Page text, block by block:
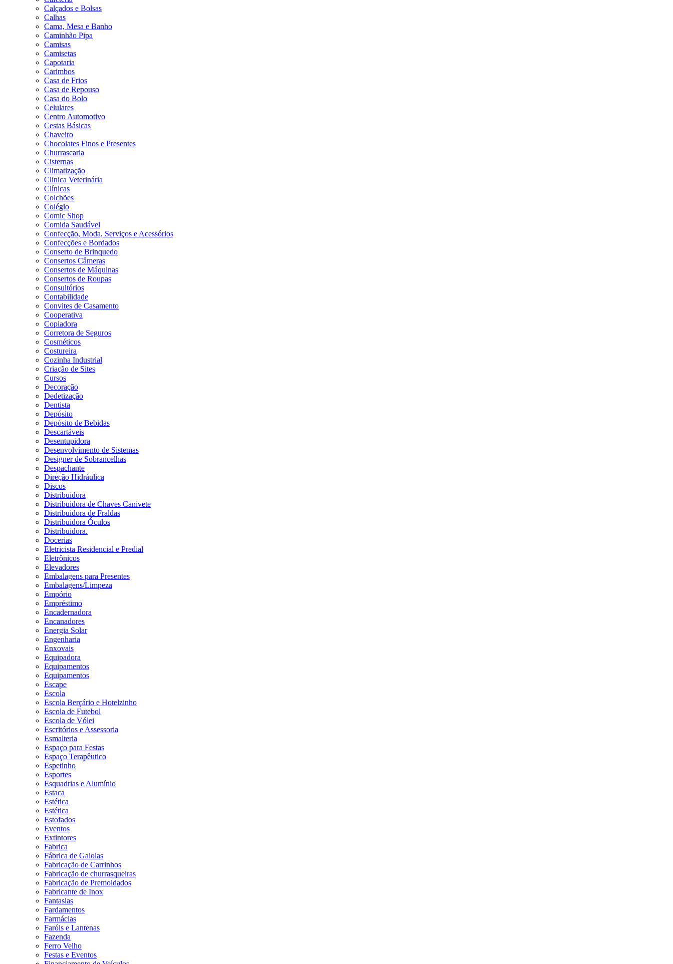
Calçados e Bolsas
Calhas
Cama, Mesa e Banho
Caminhão Pipa
Camisas
Camisetas
Capotaria
Carimbos
Casa de Frios
Casa de Repouso
Casa do Bolo
Celulares
Centro Automotivo
Cestas Básicas
Chaveiro
Chocolates Finos e Presentes
Churrascaria
Cisternas
Climatização
Clinica Veterinária
Clínicas
Colchões
Colégio
Comic Shop
Comida Saudável
Confecção, Moda, Serviços e Acessórios
Confecções e Bordados
Conserto de Brinquedo
Consertos Câmeras
Consertos de Máquinas
Consertos de Roupas
Consultórios
Contabilidade
Convites de Casamento
Cooperativa
Copiadora
Corretora de Seguros
Cosméticos
Costureira
Cozinha Industrial
Criação de Sites
Cursos
Decoração
Dedetização
Dentista
Depósito
Depósito de Bebidas
Descartáveis
Desentupidora
Desenvolvimento de Sistemas
Designer de Sobrancelhas
Despachante
Direção Hidráulica
Discos
Distribuidora
Distribuidora de Chaves Canivete
Distribuidora de Fraldas
Distribuidora Óculos
Distribuidora.
Docerias
Eletricista Residencial e Predial
Eletrônicos
Elevadores
Embalagens para Presentes
Embalagens/Limpeza
Empório
Empréstimo
Encadernadora
Encanadores
Energia Solar
Engenharia
Enxovais
Equipadora
Equipamentos
Equipamentos
Escape
Escola
Escola Berçário e Hotelzinho
Escola de Futebol
Escola de Vólei
Escritórios e Assessoria
Esmalteria
Espaço para Festas
Espaço Terapêutico
Espetinho
Esportes
Esquadrias e Alumínio
Estaca
Estética
Estética
Estofados
Eventos
Extintores
Fabrica
Fábrica de Gaiolas
Fabricação de Carrinhos
Fabricação de churrasqueiras
Fabricação de Premoldados
Fabricante de Inox
Fantasias
Fardamentos
Farmácias
Faróis e Lantenas
Fazenda
Ferro Velho
Festas e Eventos